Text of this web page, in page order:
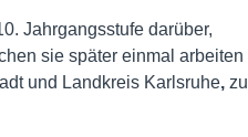
Jahrgangsstufe darüber,
sie später einmal arbeiten
und Landkreis Karlsruhe, zu